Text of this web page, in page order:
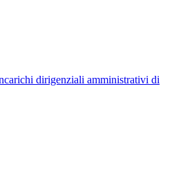
dirigenziali amministrativi di